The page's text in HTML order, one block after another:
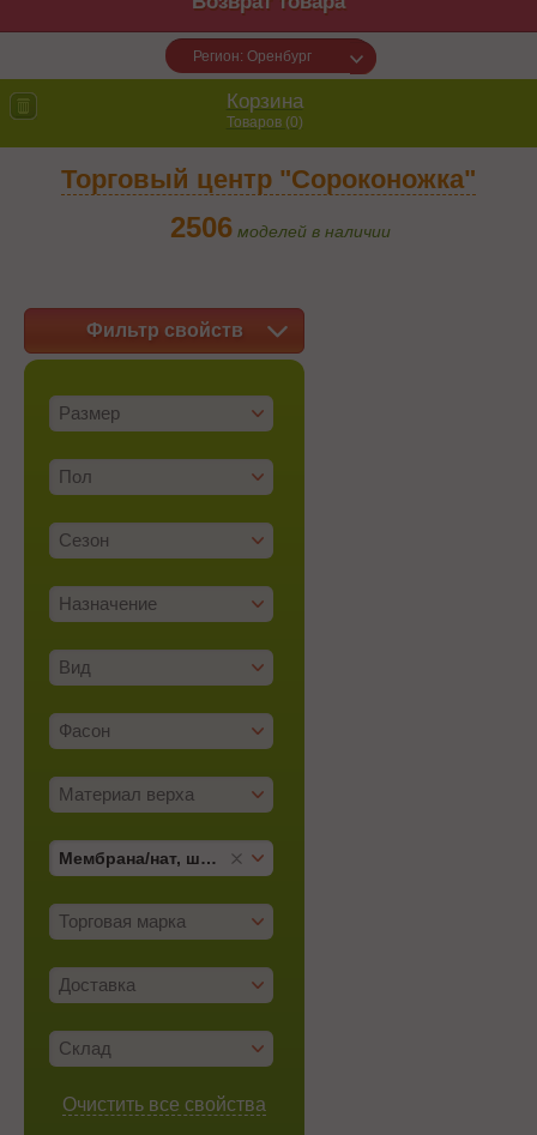
Регион: Оренбург
Корзина
Товаров (0)
Торговый центр "Сороконожка"
2506 моделей в наличии
Фильтр свойств
Размер
Пол
Сезон
Назначение
Вид
Фасон
Материал верха
Мембрана/­нат, шерсть
Торговая марка
Доставка
Склад
Очистить все свойства